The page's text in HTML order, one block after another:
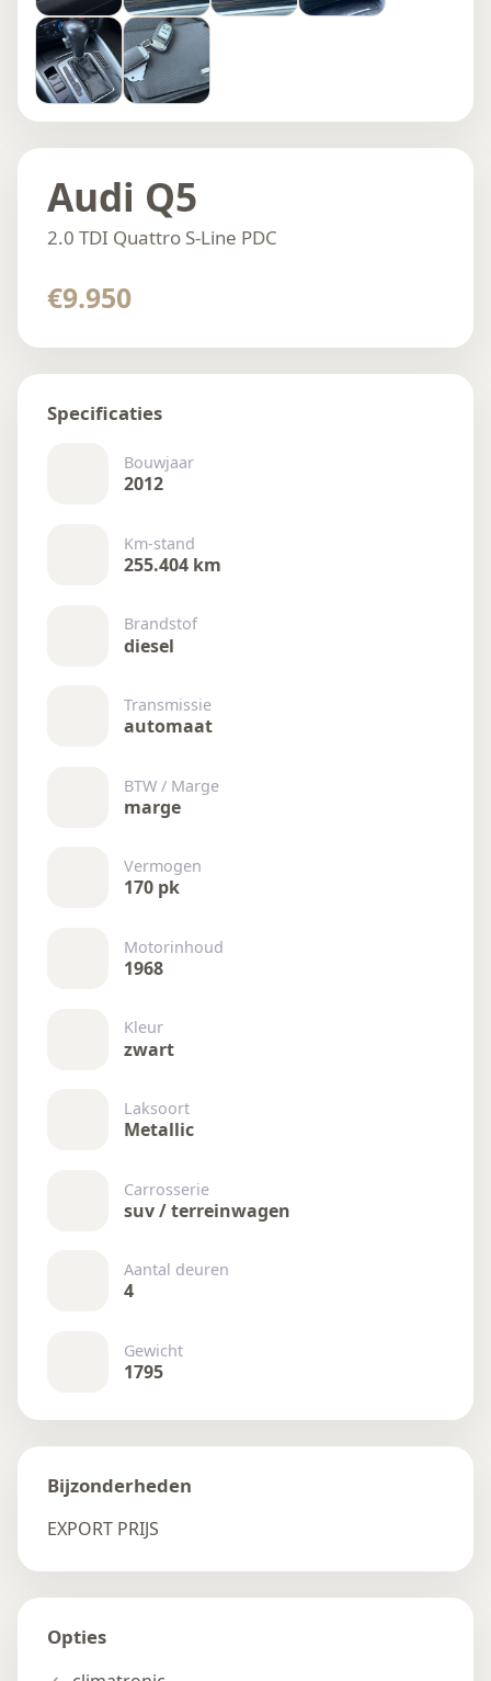
Audi Q5
2.0 TDI Quattro S-Line PDC
€9.950
Specificaties
Bouwjaar
2012
Km-stand
255.404 km
Brandstof
diesel
Transmissie
automaat
BTW / Marge
marge
Vermogen
170 pk
Motorinhoud
1968
Kleur
zwart
Laksoort
Metallic
Carrosserie
suv / terreinwagen
Aantal deuren
4
Gewicht
1795
Bijzonderheden
EXPORT PRIJS
Opties